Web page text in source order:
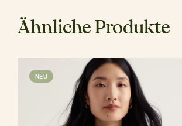
Ähnliche Produkte
NEU